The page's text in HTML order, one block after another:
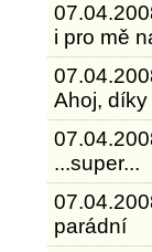
i pro mě
Ahoj, díky
...super...
parádní